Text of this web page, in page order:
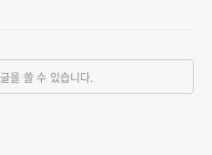
을 쓸 수 있습니다.